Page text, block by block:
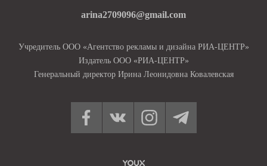
arina2709096@gmail.com
Учредитель ООО «Агентство рекламы и дизайна РИА-ЦЕНТР»
Издатель ООО «РИА-ЦЕНТР»
Генеральный директор Ирина Леонидовна Ковалевская